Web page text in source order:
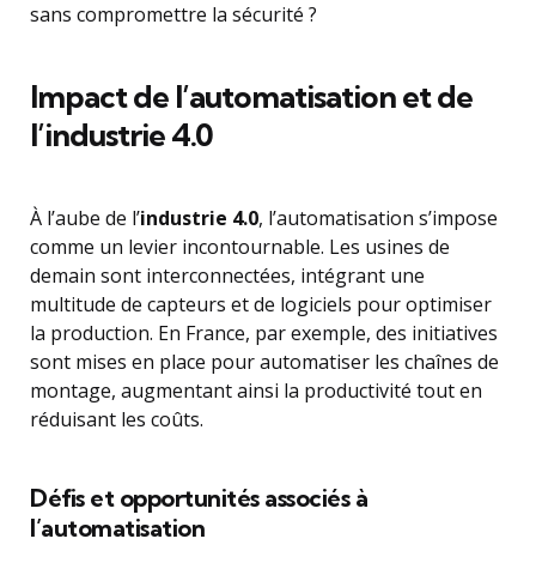
sans compromettre la sécurité ?
Impact de l’automatisation et de
l’industrie 4.0
À l’aube de l’industrie 4.0, l’automatisation s’impose
comme un levier incontournable. Les usines de
demain sont interconnectées, intégrant une
multitude de capteurs et de logiciels pour optimiser
la production. En France, par exemple, des initiatives
sont mises en place pour automatiser les chaînes de
montage, augmentant ainsi la productivité tout en
réduisant les coûts.
Défis et opportunités associés à
l’automatisation